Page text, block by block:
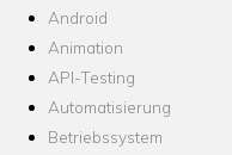
Android
Animation
API-Testing
Automatisierung
Betriebssystem